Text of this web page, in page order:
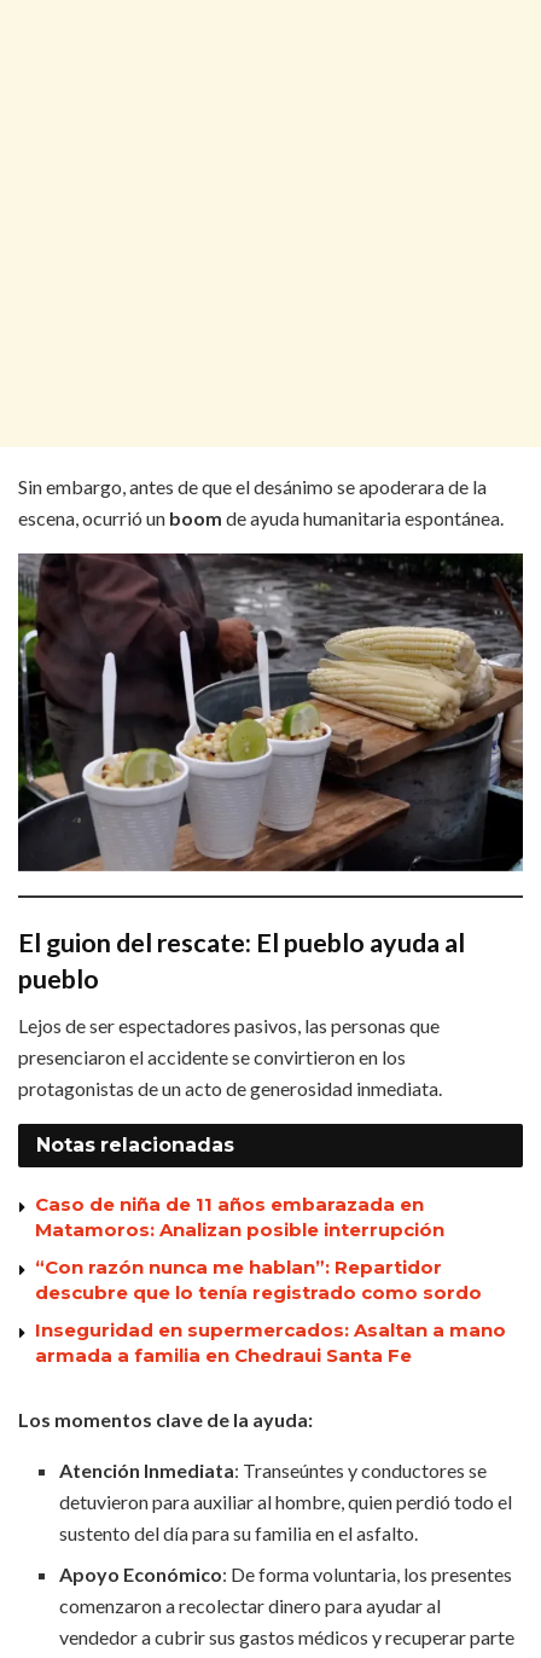
Sin embargo, antes de que el desánimo se apoderara de la
escena, ocurrió un boom de ayuda humanitaria espontánea.
El guion del rescate: El pueblo ayuda al
pueblo
Lejos de ser espectadores pasivos, las personas que
presenciaron el accidente se convirtieron en los
protagonistas de un acto de generosidad inmediata.
Notas relacionadas
Caso de niña de 11 años embarazada en
Matamoros: Analizan posible interrupción
“Con razón nunca me hablan”: Repartidor
descubre que lo tenía registrado como sordo
Inseguridad en supermercados: Asaltan a mano
armada a familia en Chedraui Santa Fe
Los momentos clave de la ayuda:
Atención Inmediata: Transeúntes y conductores se
detuvieron para auxiliar al hombre, quien perdió todo el
sustento del día para su familia en el asfalto.
Apoyo Económico: De forma voluntaria, los presentes
comenzaron a recolectar dinero para ayudar al
vendedor a cubrir sus gastos médicos y recuperar parte